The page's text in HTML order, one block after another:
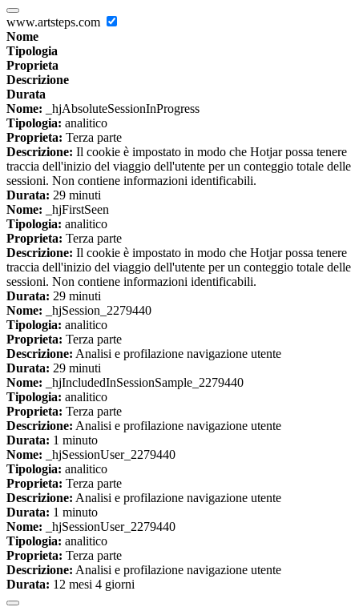
www.artsteps.com
Nome
Tipologia
Proprieta
Descrizione
Durata
Nome: _hjAbsoluteSessionInProgress
Tipologia: analitico
Proprieta: Terza parte
Descrizione: Il cookie è impostato in modo che Hotjar possa tenere
traccia dell'inizio del viaggio dell'utente per un conteggio totale delle
sessioni. Non contiene informazioni identificabili.
Durata: 29 minuti
Nome: _hjFirstSeen
Tipologia: analitico
Proprieta: Terza parte
Descrizione: Il cookie è impostato in modo che Hotjar possa tenere
traccia dell'inizio del viaggio dell'utente per un conteggio totale delle
sessioni. Non contiene informazioni identificabili.
Durata: 29 minuti
Nome: _hjSession_2279440
Tipologia: analitico
Proprieta: Terza parte
Descrizione: Analisi e profilazione navigazione utente
Durata: 29 minuti
Nome: _hjIncludedInSessionSample_2279440
Tipologia: analitico
Proprieta: Terza parte
Descrizione: Analisi e profilazione navigazione utente
Durata: 1 minuto
Nome: _hjSessionUser_2279440
Tipologia: analitico
Proprieta: Terza parte
Descrizione: Analisi e profilazione navigazione utente
Durata: 1 minuto
Nome: _hjSessionUser_2279440
Tipologia: analitico
Proprieta: Terza parte
Descrizione: Analisi e profilazione navigazione utente
Durata: 12 mesi 4 giorni